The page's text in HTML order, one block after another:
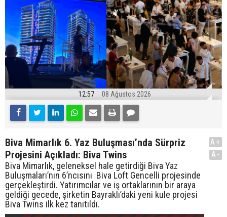
12:57 08 Ağustos 2026
Biva Mimarlık 6. Yaz Buluşması’nda Sürpriz
Projesini Açıkladı: Biva Twins
Biva Mimarlık, geleneksel hale getirdiği Biva Yaz
Buluşmaları’nın 6’ncısını Biva Loft Gencelli projesinde
gerçekleştirdi. Yatırımcılar ve iş ortaklarının bir araya
geldiği gecede, şirketin Bayraklı’daki yeni kule projesi
Biva Twins ilk kez tanıtıldı.
A+
A-